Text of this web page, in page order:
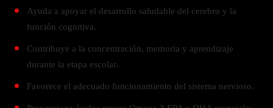
Ayuda a apoyar el desarrollo saludable del cerebro y la
función cognitiva.
Contribuye a la concentración, memoria y aprendizaje
durante la etapa escolar.
Favorece el adecuado funcionamiento del sistema nervioso.